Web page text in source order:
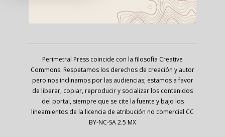
Perimetral Press coincide con la filosofía Creative
Commons. Respetamos los derechos de creación y autor
pero nos inclinamos por las audiencias; estamos a favor
de liberar, copiar, reproducir y socializar los contenidos
del portal, siempre que se cite la fuente y bajo los
lineamientos de la licencia de atribución no comercial CC
BY-NC-SA 2.5 MX